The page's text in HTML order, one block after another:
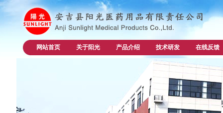
网站首页 关于阳光 产品介绍 技术研发 在线反馈